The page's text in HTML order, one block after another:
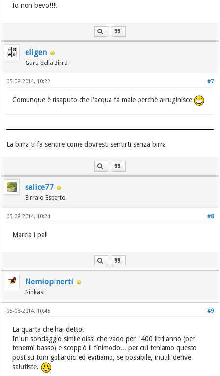
Io non bevo!!!!
eligen
Guru della Birra
#7
05-08-2014, 10:22
Comunque è risaputo che l'acqua fà male perchè arruginisce
La birra ti fa sentire come dovresti sentirti senza birra
salice77
Birraio Esperto
#8
05-08-2014, 10:24
Marcia i pali
Nemiopinerti
Ninkasi
#9
05-08-2014, 10:45
La quarta che hai detto!
In un sondaggio simile dissi che vado per i 400 litri anno (per
tenermi basso) e scoppiò il finimodo... per cui teniamo questo
post su toni goliardici ed evitiamo, se possibile, inutili derive
salutiste.